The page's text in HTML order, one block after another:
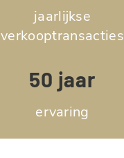
jaarlijkse
verkooptransacties
50 jaar
ervaring